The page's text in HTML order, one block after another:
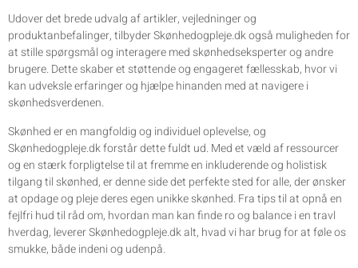
Udover det brede udvalg af artikler, vejledninger og
produktanbefalinger, tilbyder Skønhedogpleje.dk også muligheden for
at stille spørgsmål og interagere med skønhedseksperter og andre
brugere. Dette skaber et støttende og engageret fællesskab, hvor vi
kan udveksle erfaringer og hjælpe hinanden med at navigere i
skønhedsverdenen.
Skønhed er en mangfoldig og individuel oplevelse, og
Skønhedogpleje.dk forstår dette fuldt ud. Med et væld af ressourcer
og en stærk forpligtelse til at fremme en inkluderende og holistisk
tilgang til skønhed, er denne side det perfekte sted for alle, der ønsker
at opdage og pleje deres egen unikke skønhed. Fra tips til at opnå en
fejlfri hud til råd om, hvordan man kan finde ro og balance i en travl
hverdag, leverer Skønhedogpleje.dk alt, hvad vi har brug for at føle os
smukke, både indeni og udenpå.